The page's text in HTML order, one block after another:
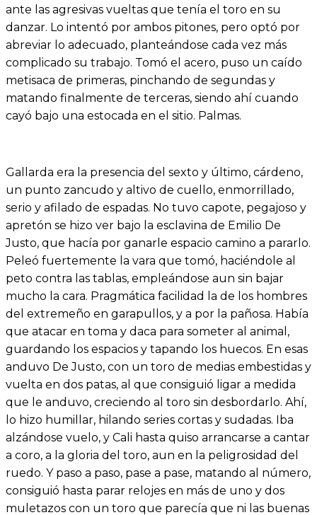
ante las agresivas vueltas que tenía el toro en su
danzar. Lo intentó por ambos pitones, pero optó por
abreviar lo adecuado, planteándose cada vez más
complicado su trabajo. Tomó el acero, puso un caído
metisaca de primeras, pinchando de segundas y
matando finalmente de terceras, siendo ahí cuando
cayó bajo una estocada en el sitio. Palmas.
Gallarda era la presencia del sexto y último, cárdeno,
un punto zancudo y altivo de cuello, enmorrillado,
serio y afilado de espadas. No tuvo capote, pegajoso y
apretón se hizo ver bajo la esclavina de Emilio De
Justo, que hacía por ganarle espacio camino a pararlo.
Peleó fuertemente la vara que tomó, haciéndole al
peto contra las tablas, empleándose aun sin bajar
mucho la cara. Pragmática facilidad la de los hombres
del extremeño en garapullos, y a por la pañosa. Había
que atacar en toma y daca para someter al animal,
guardando los espacios y tapando los huecos. En esas
anduvo De Justo, con un toro de medias embestidas y
vuelta en dos patas, al que consiguió ligar a medida
que le anduvo, creciendo al toro sin desbordarlo. Ahí,
lo hizo humillar, hilando series cortas y sudadas. Iba
alzándose vuelo, y Cali hasta quiso arrancarse a cantar
a coro, a la gloria del toro, aun en la peligrosidad del
ruedo. Y paso a paso, pase a pase, matando al número,
consiguió hasta parar relojes en más de uno y dos
muletazos con un toro que parecía que ni las buenas